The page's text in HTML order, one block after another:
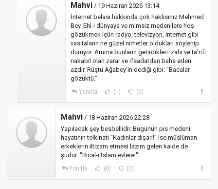
Mahvi / 19 Haziran 2026 13:14
İnternet belası hakkında çok haklısınız Mehmed
Bey. Ehl-i dünyaya ve mimsiz medenilere hoş
gözükmek içün radyo, televizyon, internet gibi
vasıtaların ne güzel nimetler oldukları söylenip
duruyor. Amma bunların getirdikleri izahı ve ta'rifi
nakabil olan zarar ve ifsadatdan bahs eden
azdır. Rüştü Ağabey'in dediği gibi: "Bacalar
gözüktü."
Yanıtla (1) (0)
Mahvi / 18 Haziran 2026 22:28
Yapılacak şey besbellidir. Bugünün pis medeni
hayatının telkinatı "Kadınlar dışarı!" ise müslüman
erkeklerin iltizam etmesi lazım gelen kaide de
şudur: "Rical-i İslam evlere!"
Yanıtla (0) (0)